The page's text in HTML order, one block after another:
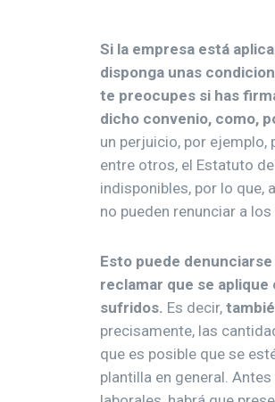
Si la empresa está
disponga unas
te preocupes si has
dicho convenio, como,
un perjuicio, por ejemplo,
entre otros, el Estatuto
indisponibles, por lo que,
no pueden renunciar a
Esto puede
reclamar que se
sufridos. Es decir,
precisamente, las
que es posible que se
plantilla en general.